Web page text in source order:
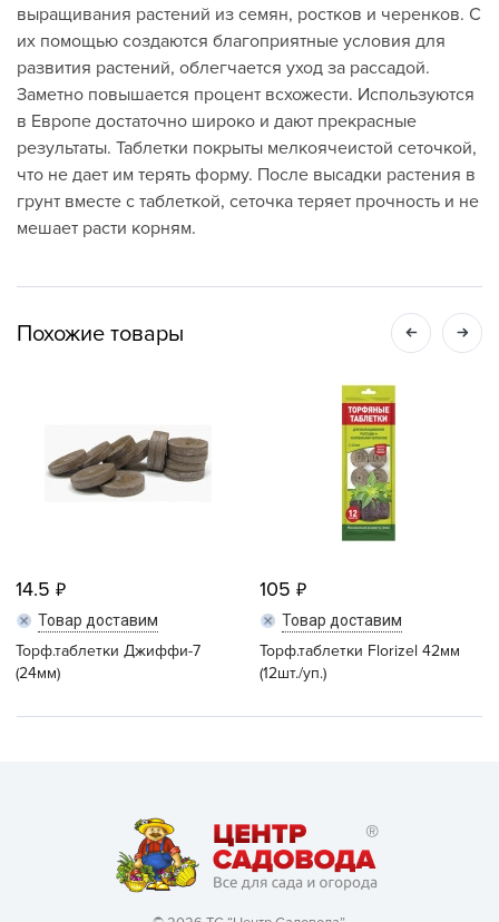
выращивания растений из семян, ростков и черенков. С
их помощью создаются благоприятные условия для
развития растений, облегчается уход за рассадой.
Заметно повышается процент всхожести. Используются
в Европе достаточно широко и дают прекрасные
результаты. Таблетки покрыты мелкоячеистой сеточкой,
что не дает им терять форму. После высадки растения в
грунт вместе с таблеткой, сеточка теряет прочность и не
мешает расти корням.
Похожие товары
14.5
Товар доставим
Торф.таблетки Джиффи-7
(24мм)
105
Товар доставим
Торф.таблетки Florizel 42мм
(12шт./уп.)